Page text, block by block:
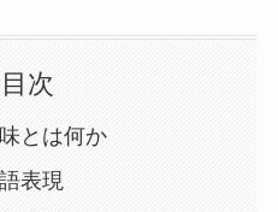
目次
とは何か
表現